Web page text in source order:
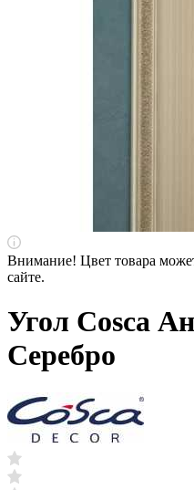
Внимание! Цвет товара
сайте.
Угол Cosca
Серебро